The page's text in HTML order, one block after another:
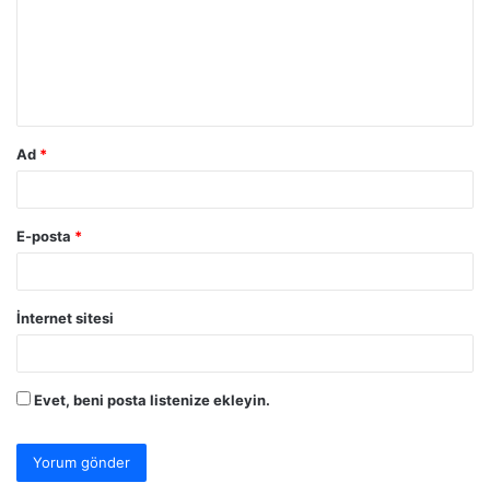
Ad *
E-posta *
İnternet sitesi
Evet, beni posta listenize ekleyin.